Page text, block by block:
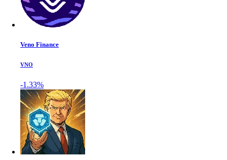
Veno Finance
VNO
-1.33%